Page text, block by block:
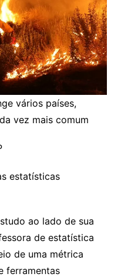
vários países,
vez mais comum
estatísticas
ao lado de sua
de estatística
de uma métrica
ferramentas